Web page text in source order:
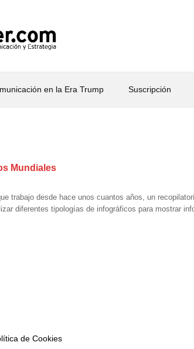
en la Era Trump Suscripción
Mundiales
trabajo desde hace unos cuantos años, un
diferentes tipologías de infográficos para mostrar
de Cookies